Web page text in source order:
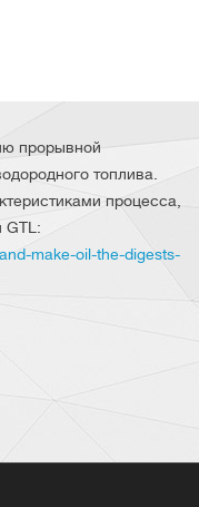
прорывной
топлива.
процесса,
GTL:
make-oil-the-digests-